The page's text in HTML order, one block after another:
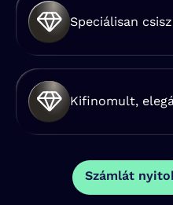
Speciálisan
Kifinomult,
Számlát